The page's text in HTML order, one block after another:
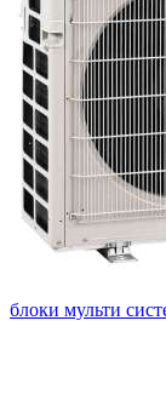
блоки мульти